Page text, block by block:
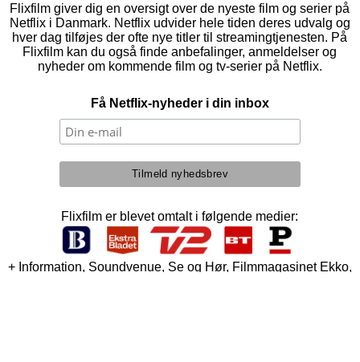
Flixfilm giver dig en oversigt over de nyeste film og serier på
Netflix i Danmark. Netflix udvider hele tiden deres udvalg og
hver dag tilføjes der ofte nye titler til streamingtjenesten. På
Flixfilm kan du også finde anbefalinger, anmeldelser og
nyheder om kommende film og tv-serier på Netflix.
Få Netflix-nyheder i din inbox
Flixfilm er blevet omtalt i følgende medier:
+ Information, Soundvenue, Se og Hør, Filmmagasinet Ekko,